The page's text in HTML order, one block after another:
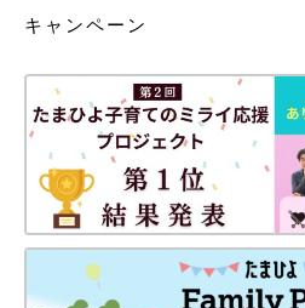
キャンペーン